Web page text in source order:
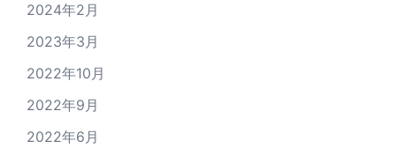
2024年2月
2023年3月
2022年10月
2022年9月
2022年6月